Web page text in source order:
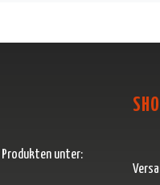
Produkten unter: